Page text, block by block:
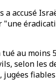
a accusé
"une
au moins
selon les
jugées